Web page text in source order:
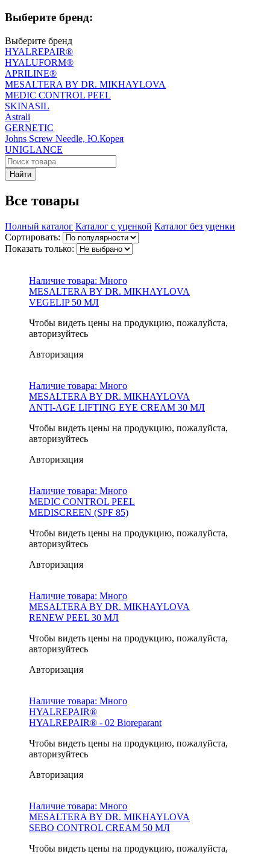
Выберите бренд:
Выберите бренд
HYALREPAIR®
HYALUFORM®
APRILINE®
MESALTERA BY DR. MIKHAYLOVA
MEDIC CONTROL PEEL
SKINASIL
Astrali
GERNETIC
Johns Screw Needle, Ю.Корея
UNIGLANCE
Найти
Все товары
Полный каталог Каталог с уценкой Каталог без уценки
Сортировать:
Показать только:
Наличие товара: Много
MESALTERA BY DR. MIKHAYLOVA
VEGELIP 50 МЛ
Чтобы видеть цены на продукцию, пожалуйста,
авторизуйтесь
Авторизация
Наличие товара: Много
MESALTERA BY DR. MIKHAYLOVA
ANTI-AGE LIFTING EYE CREAM 30 МЛ
Чтобы видеть цены на продукцию, пожалуйста,
авторизуйтесь
Авторизация
Наличие товара: Много
MEDIC CONTROL PEEL
MEDISCREEN (SPF 85)
Чтобы видеть цены на продукцию, пожалуйста,
авторизуйтесь
Авторизация
Наличие товара: Много
MESALTERA BY DR. MIKHAYLOVA
RENEW PEEL 30 МЛ
Чтобы видеть цены на продукцию, пожалуйста,
авторизуйтесь
Авторизация
Наличие товара: Много
HYALREPAIR®
HYALREPAIR® - 02 Bioreparant
Чтобы видеть цены на продукцию, пожалуйста,
авторизуйтесь
Авторизация
Наличие товара: Много
MESALTERA BY DR. MIKHAYLOVA
SEBO CONTROL CREAM 50 МЛ
Чтобы видеть цены на продукцию, пожалуйста,